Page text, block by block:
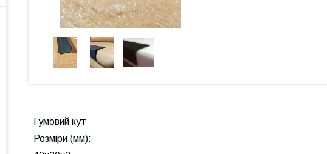
Гумовий кут
Розміри (мм):